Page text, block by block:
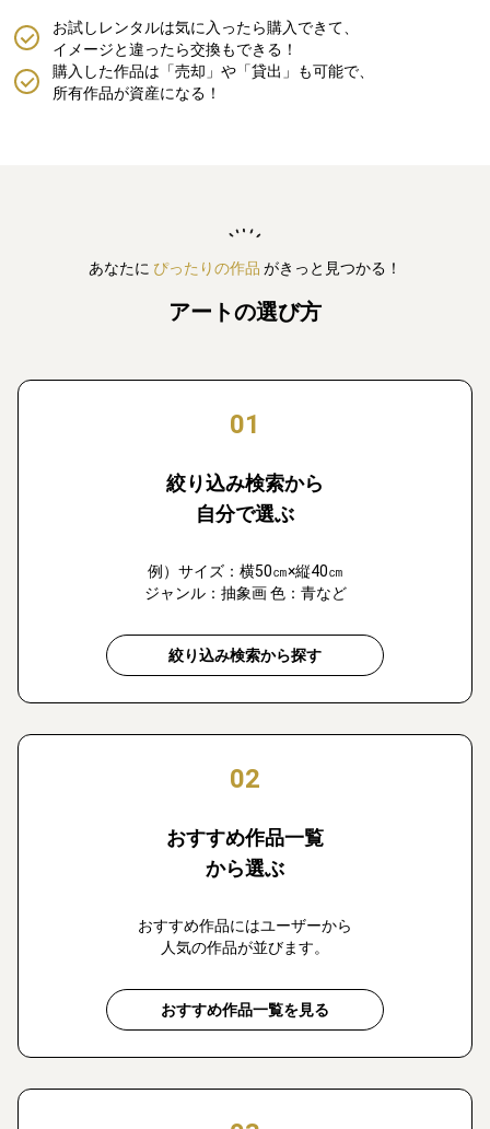
購入した作品は「売却」や「貸出」も可能で、
所有作品が資産になる！
お試しレンタルは気に入ったら購入できて、
イメージと違ったら交換もできる！
あなたに ぴったりの作品 がきっと見つかる！
アートの選び方
01
絞り込み検索から
自分で選ぶ
例）サイズ：横50㎝×縦40㎝
ジャンル：抽象画 色：青など
絞り込み検索から探す
02
おすすめ作品一覧
から選ぶ
おすすめ作品にはユーザーから
人気の作品が並びます。
おすすめ作品一覧を見る